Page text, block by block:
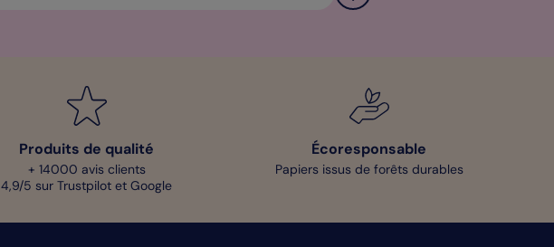
Produits de qualité
+ 14000 avis clients
4,9/5 sur Trustpilot et Google
Écoresponsable
Papiers issus de forêts durables